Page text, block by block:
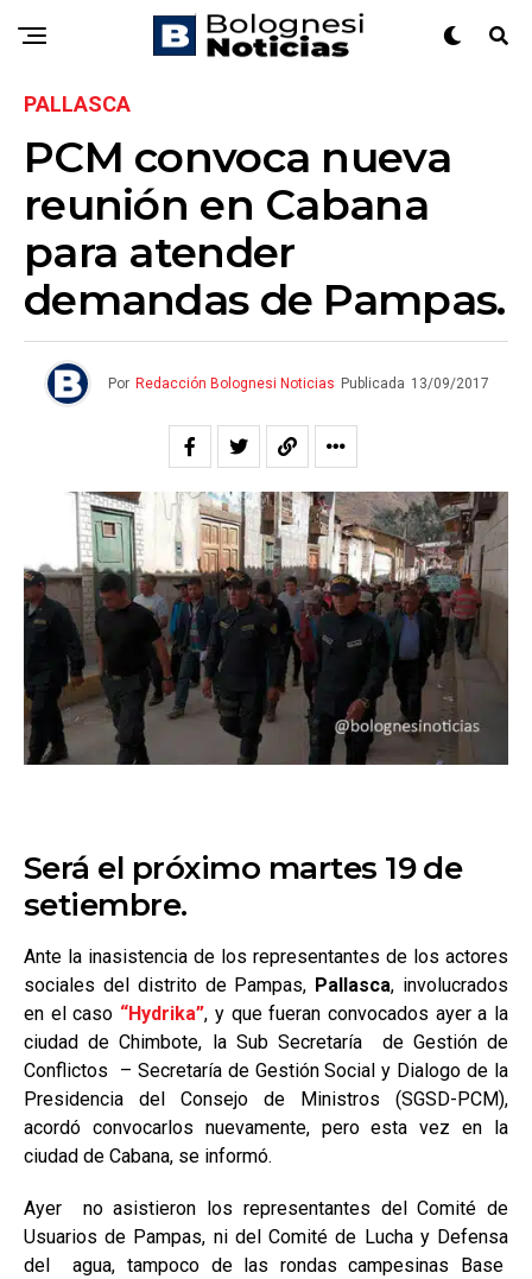
PALLASCA
PCM convoca nueva
reunión en Cabana
para atender
demandas de Pampas.
Por Redacción Bolognesi Noticias Publicada 13/09/2017
Será el próximo martes 19 de
setiembre.
Ante la inasistencia de los representantes de los actores
sociales del distrito de Pampas, Pallasca, involucrados
en el caso “Hydrika”, y que fueran convocados ayer a la
ciudad de Chimbote, la Sub Secretaría de Gestión de
Conflictos – Secretaría de Gestión Social y Dialogo de la
Presidencia del Consejo de Ministros (SGSD-PCM),
acordó convocarlos nuevamente, pero esta vez en la
ciudad de Cabana, se informó.
Ayer no asistieron los representantes del Comité de
Usuarios de Pampas, ni del Comité de Lucha y Defensa
del agua, tampoco de las rondas campesinas Base